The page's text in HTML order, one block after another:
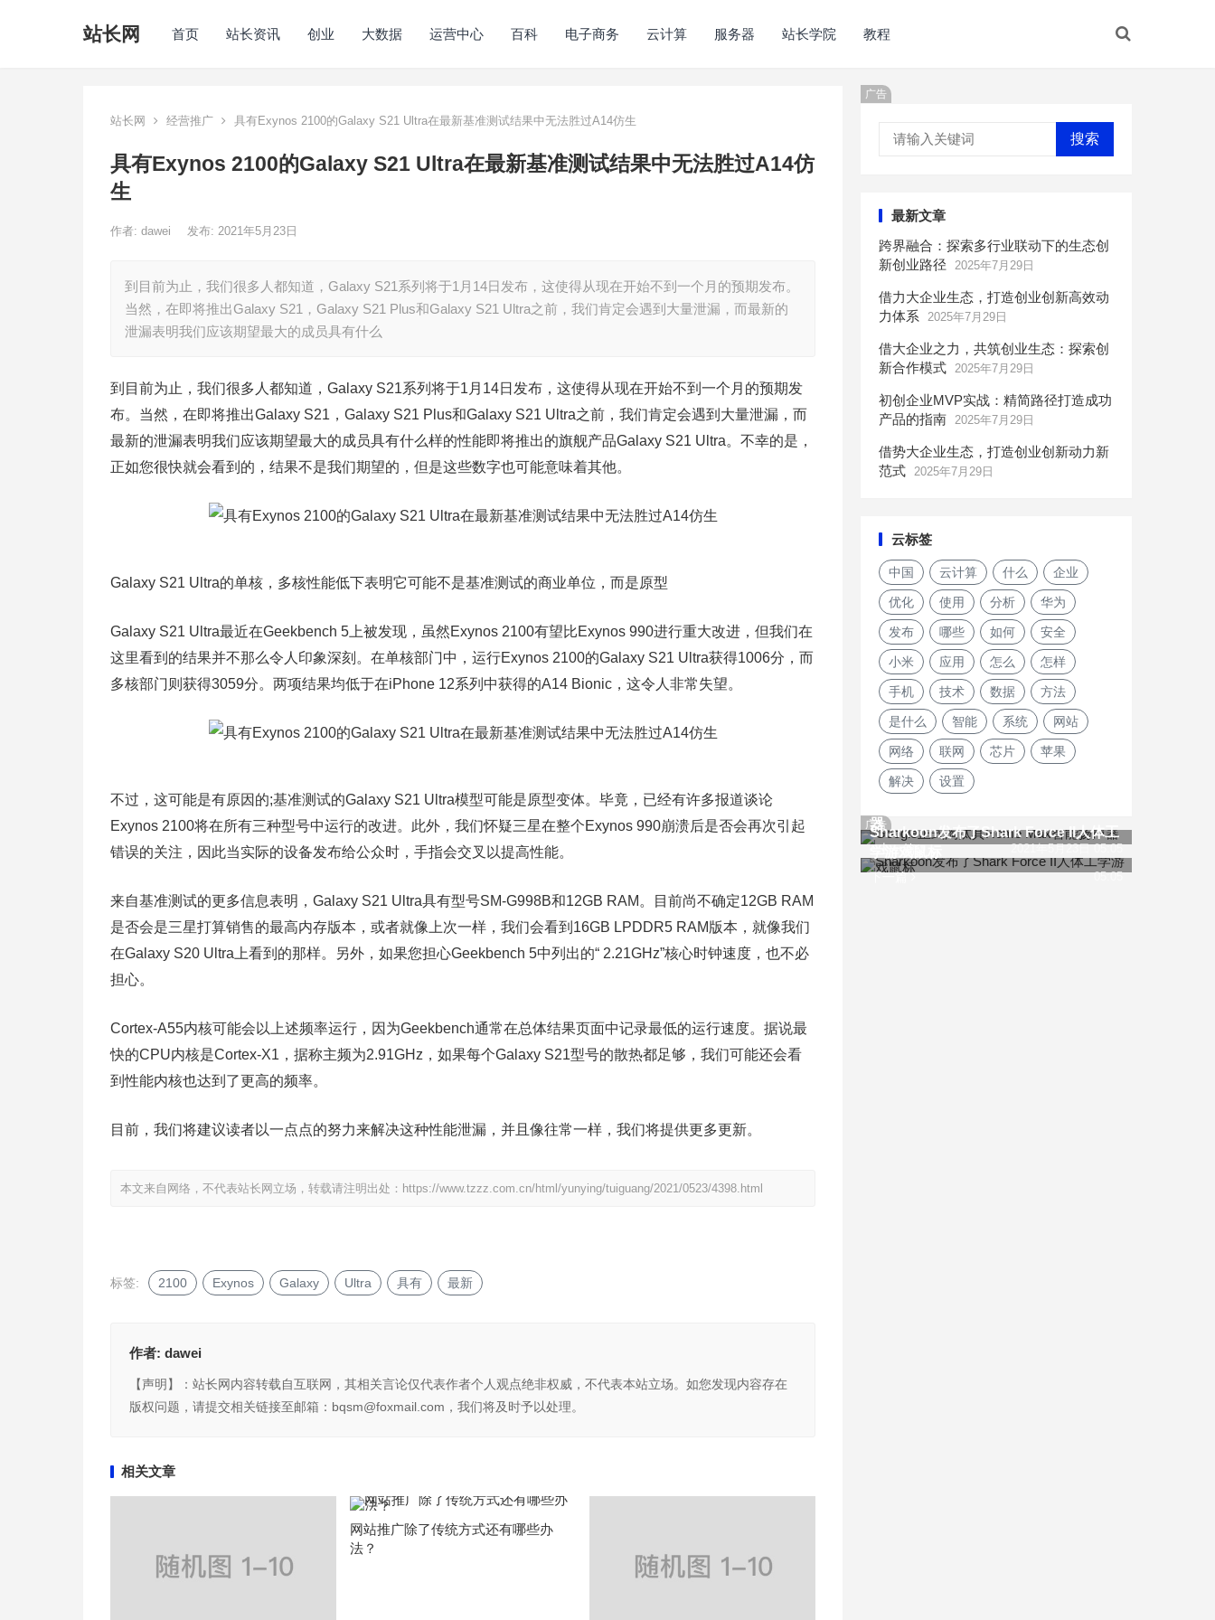
站长网 首页 站长资讯 创业 大数据 运营中心 百科 电子商务 云计算 服务器 站长学院 教程
站长网 经营推广 具有Exynos 2100的Galaxy S21 Ultra在最新基准测试结果中无法胜过A14仿生
具有Exynos 2100的Galaxy S21 Ultra在最新基准测试结果中无法胜过A14仿
生
作者: dawei 发布: 2021年5月23日
到目前为止，我们很多人都知道，Galaxy S21系列将于1月14日发布，这使得从现在开始不到一个月的预期发布。
当然，在即将推出Galaxy S21，Galaxy S21 Plus和Galaxy S21 Ultra之前，我们肯定会遇到大量泄漏，而最新的
泄漏表明我们应该期望最大的成员具有什么
到目前为止，我们很多人都知道，Galaxy S21系列将于1月14日发布，这使得从现在开始不到一个月的预期发
布。当然，在即将推出Galaxy S21，Galaxy S21 Plus和Galaxy S21 Ultra之前，我们肯定会遇到大量泄漏，而
最新的泄漏表明我们应该期望最大的成员具有什么样的性能即将推出的旗舰产品Galaxy S21 Ultra。不幸的是，
正如您很快就会看到的，结果不是我们期望的，但是这些数字也可能意味着其他。
Galaxy S21 Ultra的单核，多核性能低下表明它可能不是基准测试的商业单位，而是原型
Galaxy S21 Ultra最近在Geekbench 5上被发现，虽然Exynos 2100有望比Exynos 990进行重大改进，但我们在
这里看到的结果并不那么令人印象深刻。在单核部门中，运行Exynos 2100的Galaxy S21 Ultra获得1006分，而
多核部门则获得3059分。两项结果均低于在iPhone 12系列中获得的A14 Bionic，这令人非常失望。
不过，这可能是有原因的;基准测试的Galaxy S21 Ultra模型可能是原型变体。毕竟，已经有许多报道谈论
Exynos 2100将在所有三种型号中运行的改进。此外，我们怀疑三星在整个Exynos 990崩溃后是否会再次引起
错误的关注，因此当实际的设备发布给公众时，手指会交叉以提高性能。
来自基准测试的更多信息表明，Galaxy S21 Ultra具有型号SM-G998B和12GB RAM。目前尚不确定12GB RAM
是否会是三星打算销售的最高内存版本，或者就像上次一样，我们会看到16GB LPDDR5 RAM版本，就像我们
在Galaxy S20 Ultra上看到的那样。另外，如果您担心Geekbench 5中列出的“ 2.21GHz”核心时钟速度，也不必
担心。
Cortex-A55内核可能会以上述频率运行，因为Geekbench通常在总体结果页面中记录最低的运行速度。据说最
快的CPU内核是Cortex-X1，据称主频为2.91GHz，如果每个Galaxy S21型号的散热都足够，我们可能还会看
到性能内核也达到了更高的频率。
目前，我们将建议读者以一点点的努力来解决这种性能泄漏，并且像往常一样，我们将提供更多更新。
本文来自网络，不代表站长网立场，转载请注明出处： https://www.tzzz.com.cn/html/yunying/tuiguang/2021/0523/4398.html
标签: 2100 Exynos Galaxy Ultra 具有 最新
作者: dawei
【声明】：站长网内容转载自互联网，其相关言论仅代表作者个人观点绝非权威，不代表本站立场。如您发现内容存在
版权问题，请提交相关链接至邮箱：bqsm@foxmail.com，我们将及时予以处理。
相关文章
网站推广除了传统方式还有哪些办
法？
广告
搜索
最新文章
跨界融合：探索多行业联动下的生态创
新创业路径
2025年7月29日
借力大企业生态，打造创业创新高效动
力体系
2025年7月29日
借大企业之力，共筑创业生态：探索创
新合作模式 2025年7月29日
初创企业MVP实战：精简路径打造成功
产品的指南 2025年7月29日
借势大企业生态，打造创业创新动力新
范式 2025年7月29日
云标签
中国 云计算 什么 企业
优化 使用 分析 华为
发布 哪些 如何 安全
小米 应用 怎么 怎样
手机 技术 数据 方法
是什么 智能 系统 网站
网络 联网 芯片 苹果
解决 设置
广告
上一篇
器
2021年5月23日 05:05
下一篇
Sharkoon发布了Shark Force II人体工
05:05